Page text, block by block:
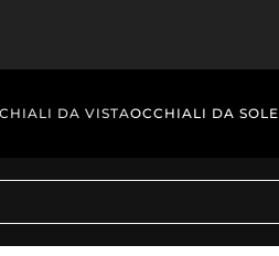
DA VISTAOCCHIALI DA SOLE